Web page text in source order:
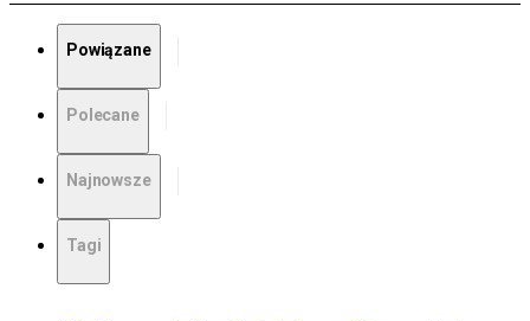
Powiązane
Polecane
Najnowsze
Tagi